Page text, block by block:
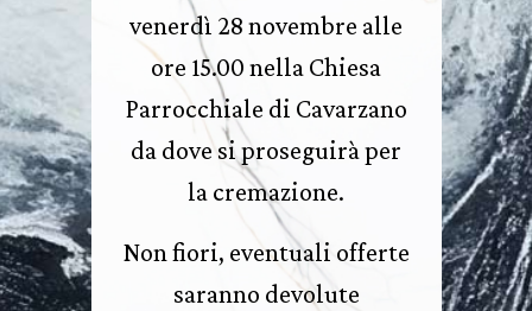
venerdì 28 novembre alle
ore 15.00 nella Chiesa
Parrocchiale di Cavarzano
da dove si proseguirà per
la cremazione.
Non fiori, eventuali offerte
saranno devolute